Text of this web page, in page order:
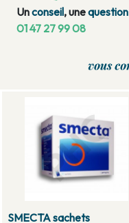
Unconseil, unequestion
01 47 27 99 08
SMECTA sachets